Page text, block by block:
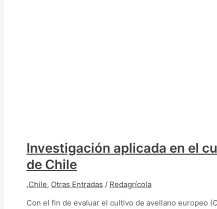
Investigación aplicada en el
de Chile
.Chile, Otras Entradas / Redagrícola
Con el fin de evaluar el cultivo de avellano europeo